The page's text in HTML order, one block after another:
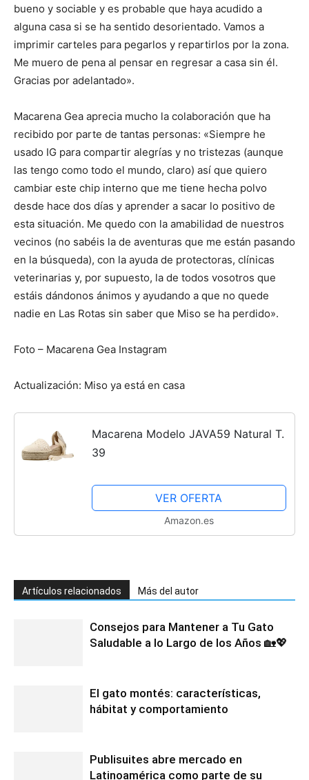
bueno y sociable y es probable que haya acudido a
alguna casa si se ha sentido desorientado. Vamos a
imprimir carteles para pegarlos y repartirlos por la zona.
Me muero de pena al pensar en regresar a casa sin él.
Gracias por adelantado».
Macarena Gea aprecia mucho la colaboración que ha
recibido por parte de tantas personas: «Siempre he
usado IG para compartir alegrías y no tristezas (aunque
las tengo como todo el mundo, claro) así que quiero
cambiar este chip interno que me tiene hecha polvo
desde hace dos días y aprender a sacar lo positivo de
esta situación. Me quedo con la amabilidad de nuestros
vecinos (no sabéis la de aventuras que me están pasando
en la búsqueda), con la ayuda de protectoras, clínicas
veterinarias y, por supuesto, la de todos vosotros que
estáis dándonos ánimos y ayudando a que no quede
nadie en Las Rotas sin saber que Miso se ha perdido».
Foto – Macarena Gea Instagram
Actualización: Miso ya está en casa
Macarena Modelo JAVA59 Natural T.
39
VER OFERTA
Amazon.es
Artículos relacionados Más del autor
Consejos para Mantener a Tu Gato
Saludable a lo Largo de los Años 🏡💖
El gato montés: características,
hábitat y comportamiento
Publisuites abre mercado en
Latinoamérica como parte de su